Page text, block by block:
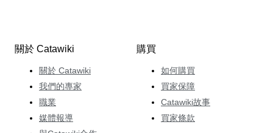
關於 Catawiki
關於 Catawiki
我們的專家
職業
媒體報導
購買
如何購買
買家保障
Catawiki故事
買家條款